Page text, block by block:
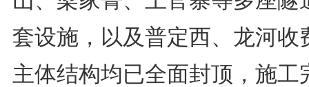
套设施，以及普定西、龙河收
主体结构均已全面封顶，施工